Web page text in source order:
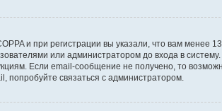
и при регистрации вы указали, что вам менее
или администратором до входа в
Если email-сообщение не получено, то
попробуйте связаться с администратором.